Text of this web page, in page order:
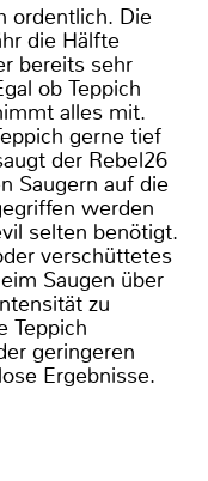
ordentlich. Die
die Hälfte
bereits sehr
ob Teppich
alles mit.
gerne tief
der Rebel26
Saugern auf die
werden
selten benötigt.
verschüttetes
Saugen über
zu
Teppich
geringeren
Ergebnisse.